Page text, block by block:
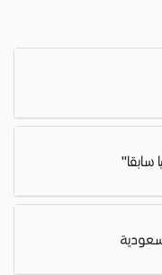
سابقا"